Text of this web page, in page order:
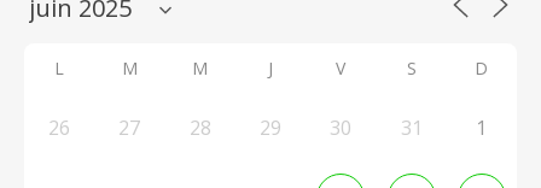
L M M J V S D
26 27 28 29 30 31 1